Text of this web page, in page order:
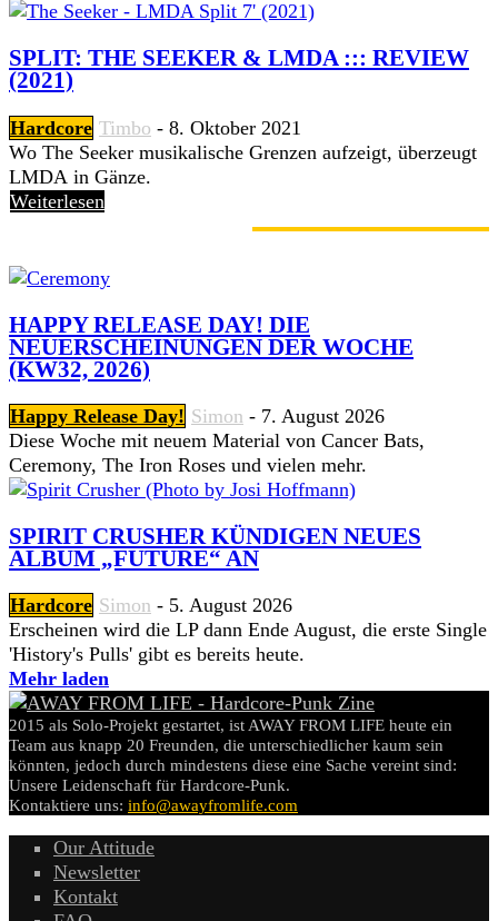
SPLIT: THE SEEKER & LMDA ::: REVIEW
(2021)
Hardcore Timbo - 8. Oktober 2021
Wo The Seeker musikalische Grenzen aufzeigt, überzeugt
LMDA in Gänze.
Weiterlesen
HAPPY RELEASE DAY! DIE
NEUERSCHEINUNGEN DER WOCHE
(KW32, 2026)
Happy Release Day! Simon - 7. August 2026
Diese Woche mit neuem Material von Cancer Bats,
Ceremony, The Iron Roses und vielen mehr.
SPIRIT CRUSHER KÜNDIGEN NEUES
ALBUM „FUTURE“ AN
Hardcore Simon - 5. August 2026
Erscheinen wird die LP dann Ende August, die erste Single
'History's Pulls' gibt es bereits heute.
Mehr laden
2015 als Solo-Projekt gestartet, ist AWAY FROM LIFE heute ein
Team aus knapp 20 Freunden, die unterschiedlicher kaum sein
könnten, jedoch durch mindestens diese eine Sache vereint sind:
Unsere Leidenschaft für Hardcore-Punk.
Kontaktiere uns: info@awayfromlife.com
Our Attitude
Newsletter
Kontakt